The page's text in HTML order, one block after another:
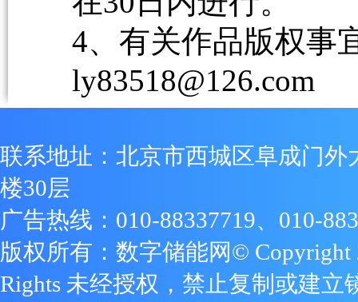
4、有关作品版权事
ly83518@126.com
联系地址：北京市西城区阜成门外
楼30层
广告热线：010-88337719、010-
版权所有：数字储能网© Copyright
Rights 未经授权，禁止复制或建立